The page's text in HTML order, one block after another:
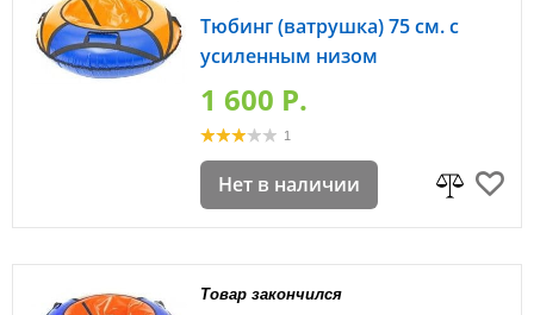
Тюбинг (ватрушка) 75 см. с
усиленным низом
1 600 P.
1
Нет в наличии
Товар закончился